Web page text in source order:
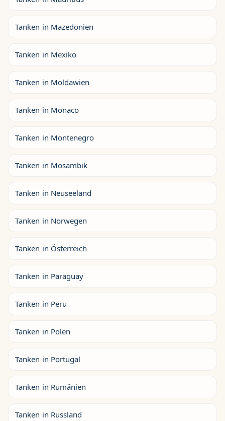
Tanken in Mazedonien
Tanken in Mexiko
Tanken in Moldawien
Tanken in Monaco
Tanken in Montenegro
Tanken in Mosambik
Tanken in Neuseeland
Tanken in Norwegen
Tanken in Österreich
Tanken in Paraguay
Tanken in Peru
Tanken in Polen
Tanken in Portugal
Tanken in Rumänien
Tanken in Russland